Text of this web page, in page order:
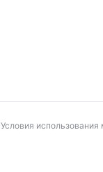
Условия использования